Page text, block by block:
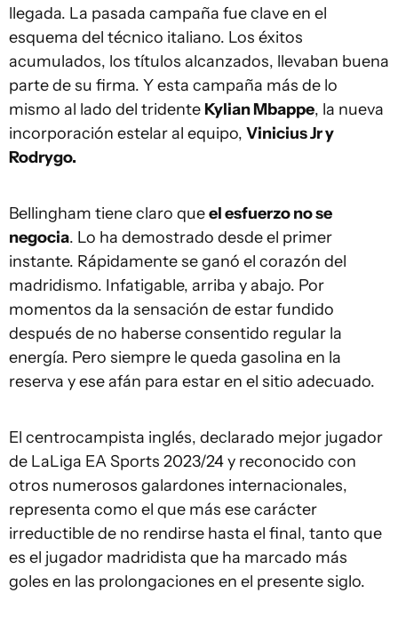
llegada. La pasada campaña fue clave en el
esquema del técnico italiano. Los éxitos
acumulados, los títulos alcanzados, llevaban buena
parte de su firma. Y esta campaña más de lo
mismo al lado del tridente Kylian Mbappe, la nueva
incorporación estelar al equipo, Vinicius Jr y
Rodrygo.
Bellingham tiene claro queel esfuerzo no se
negocia. Lo ha demostrado desde el primer
instante. Rápidamente se ganó el corazón del
madridismo. Infatigable, arriba y abajo. Por
momentos da la sensación de estar fundido
después de no haberse consentido regular la
energía. Pero siempre le queda gasolina en la
reserva y ese afán para estar en el sitio adecuado.
El centrocampista inglés, declarado mejor jugador
de LaLiga EA Sports 2023/24 y reconocido con
otros numerosos galardones internacionales,
representa como el que más ese carácter
irreductible de no rendirse hasta el final, tanto que
es el jugador madridista que ha marcado más
goles en las prolongaciones en el presente siglo.